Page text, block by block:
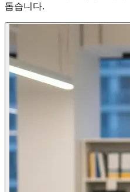
돕습니다.